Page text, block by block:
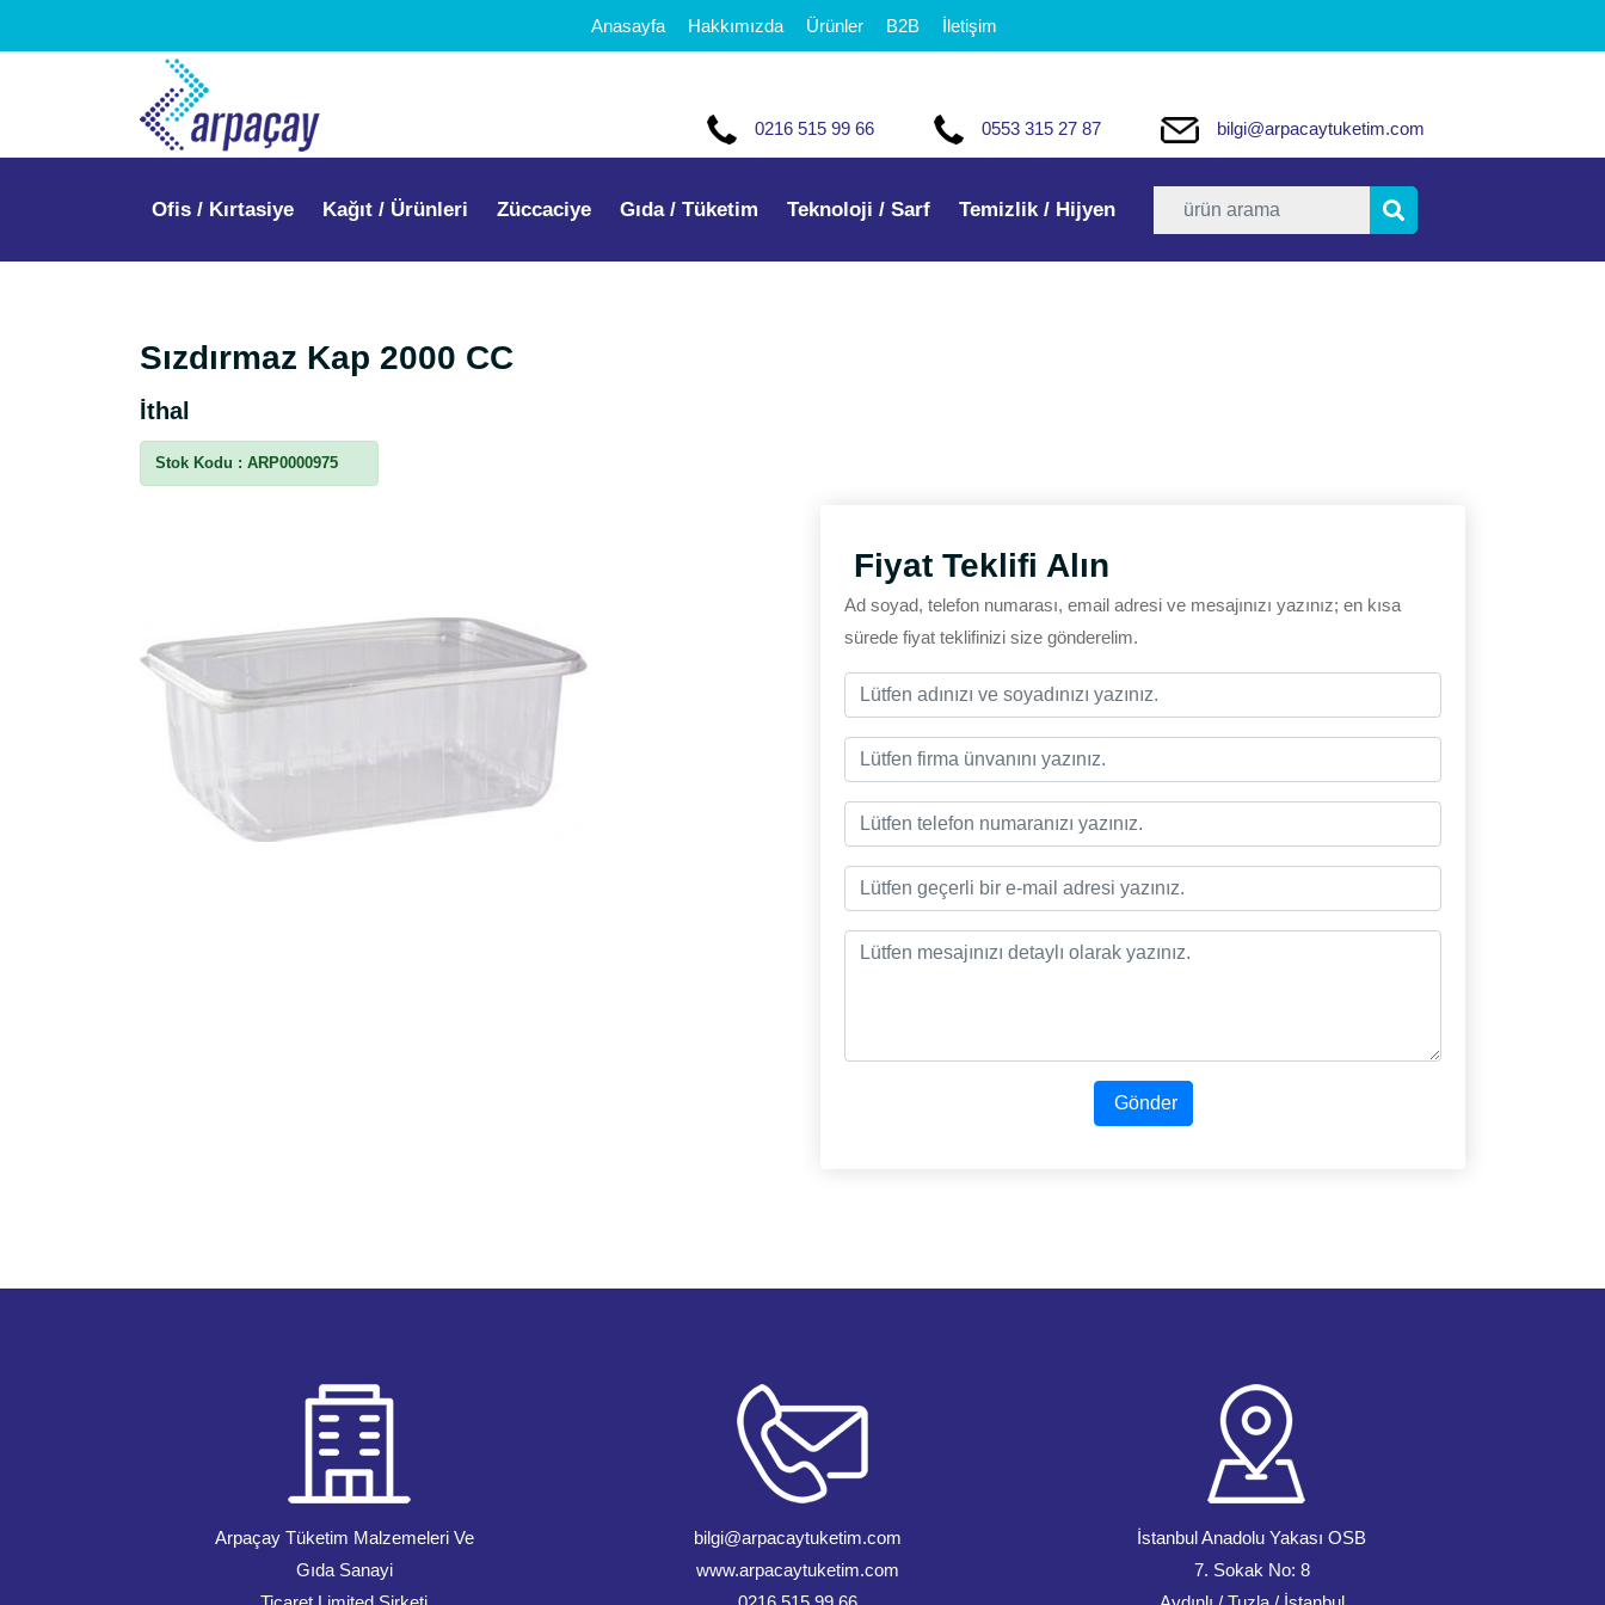
Anasayfa Hakkımızda Ürünler B2B İletişim
0216 515 99 66 0553 315 27 87 bilgi@arpacaytuketim.com
Ofis / Kırtasiye Kağıt / Ürünleri Züccaciye Gıda / Tüketim Teknoloji / Sarf Temizlik / Hijyen
Sızdırmaz Kap 2000 CC
İthal
Stok Kodu : ARP0000975
Fiyat Teklifi Alın
Ad soyad, telefon numarası, email adresi ve mesajınızı yazınız; en kısa
sürede fiyat teklifinizi size gönderelim.
Gönder
Arpaçay Tüketim Malzemeleri Ve
Gıda Sanayi
bilgi@arpacaytuketim.com
www.arpacaytuketim.com
İstanbul Anadolu Yakası OSB
7. Sokak No: 8